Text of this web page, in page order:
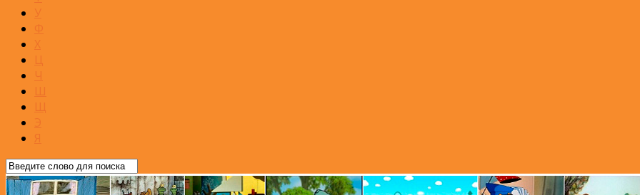
У
Ф
Х
Ц
Ч
Ш
Щ
Э
Я